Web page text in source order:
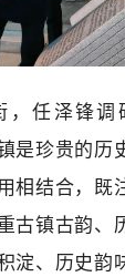
任泽锋调
是珍贵的历
相结合，既
古镇古韵、
淀、历史韵